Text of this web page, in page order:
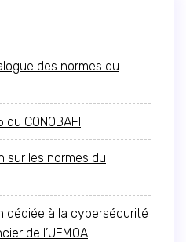
des normes du
CONOBAFI
sur les normes du
dédiée à la cybersécurité
de l’UEMOA